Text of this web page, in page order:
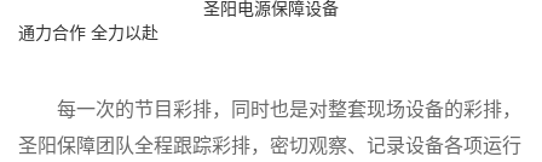
圣阳电源保障设备
通力合作 全力以赴
每一次的节目彩排，同时也是对整套现场设备的彩排，
圣阳保障团队全程跟踪彩排，密切观察、记录设备各项运行